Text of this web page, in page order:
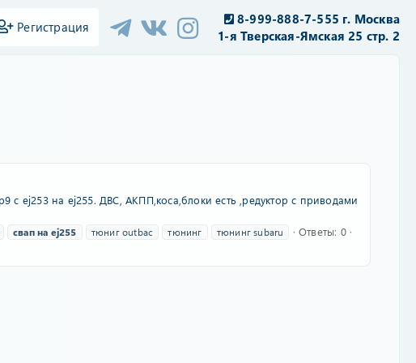
Регистрация
8-999-888-7-555 г. Москва
1-я Тверская-Ямская 25 стр. 2
с ej253 на ej255. ДВС, АКПП,коса,блоки есть ,редуктор с приводами
свап на ej255 тюниг outbac тюнинг тюнинг subaru
Ответы: 0